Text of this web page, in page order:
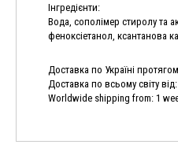
Інгредієнти:
Вода, сополімер стиролу та
феноксіетанол, ксантанова
Доставка по Україні
Доставка по всьому світу
Worldwide shipping from: 1